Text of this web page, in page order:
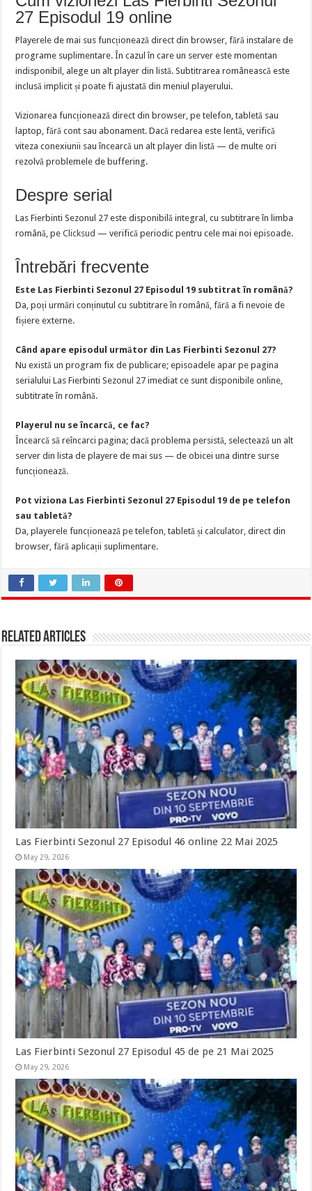
27 Episodul 19 online
Playerele de mai sus funcționează direct din browser, fără instalare de
programe suplimentare. În cazul în care un server este momentan
indisponibil, alege un alt player din listă. Subtitrarea românească este
inclusă implicit și poate fi ajustată din meniul playerului.
Vizionarea funcționează direct din browser, pe telefon, tabletă sau
laptop, fără cont sau abonament. Dacă redarea este lentă, verifică
viteza conexiunii sau încearcă un alt player din listă — de multe ori
rezolvă problemele de buffering.
Despre serial
Las Fierbinti Sezonul 27 este disponibilă integral, cu subtitrare în limba
română, peClicksud — verifică periodic pentru cele mai noi episoade.
Întrebări frecvente
Este Las Fierbinti Sezonul 27 Episodul 19 subtitrat în română?
Da, poți urmări conținutul cu subtitrare în română, fără a fi nevoie de
fișiere externe.
Când apare episodul următor din Las Fierbinti Sezonul 27?
Nu există un program fix de publicare; episoadele apar pe pagina
serialului Las Fierbinti Sezonul 27 imediat ce sunt disponibile online,
subtitrate în română.
Playerul nu se încarcă, ce fac?
Încearcă să reîncarci pagina; dacă problema persistă, selectează un alt
server din lista de playere de mai sus — de obicei una dintre surse
funcționează.
Pot viziona Las Fierbinti Sezonul 27 Episodul 19 de pe telefon
sau tabletă?
Da, playerele funcționează pe telefon, tabletă și calculator, direct din
browser, fără aplicații suplimentare.
Related Articles
Las Fierbinti Sezonul 27 Episodul 46 online 22 Mai 2025
May 29, 2026
Las Fierbinti Sezonul 27 Episodul 45 de pe 21 Mai 2025
May 29, 2026